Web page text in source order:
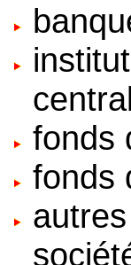
fonds
fonds